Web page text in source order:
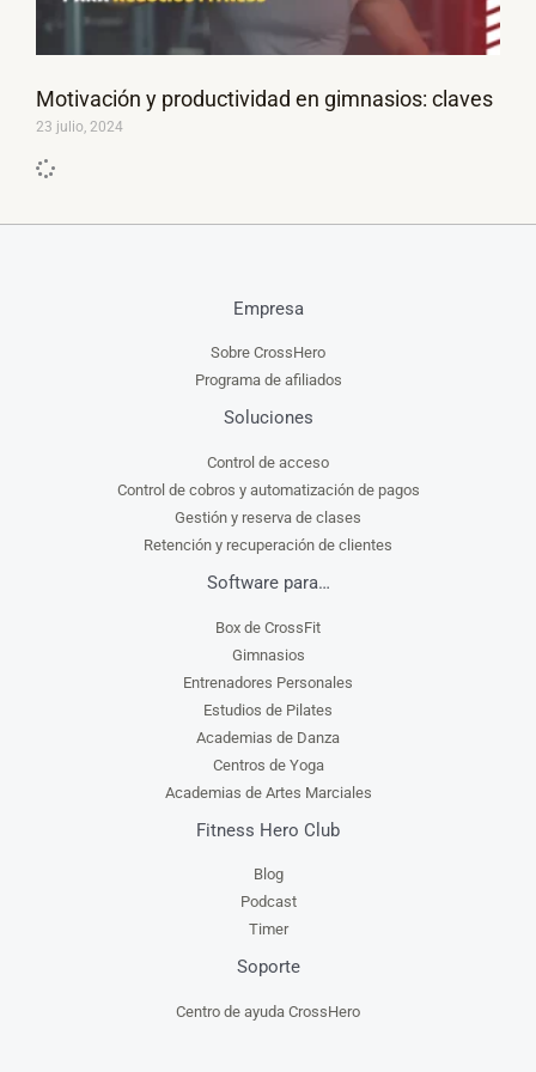
Motivación y productividad en gimnasios: claves
23 julio, 2024
Empresa
Sobre CrossHero
Programa de afiliados
Soluciones
Control de acceso
Control de cobros y automatización de pagos
Gestión y reserva de clases
Retención y recuperación de clientes
Software para…
Box de CrossFit
Gimnasios
Entrenadores Personales
Estudios de Pilates
Academias de Danza
Centros de Yoga
Academias de Artes Marciales
Fitness Hero Club
Blog
Podcast
Timer
Soporte
Centro de ayuda CrossHero